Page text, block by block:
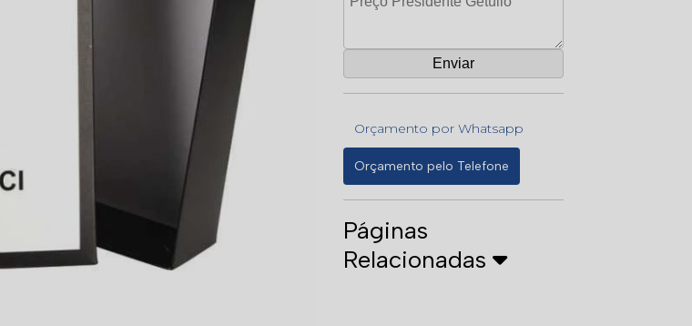
Orçamento por Whatsapp
Orçamento pelo Telefone
Páginas
Relacionadas